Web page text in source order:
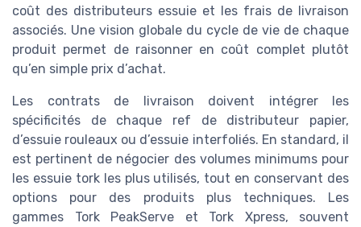
coût des distributeurs essuie et les frais de livraison
associés. Une vision globale du cycle de vie de chaque
produit permet de raisonner en coût complet plutôt
qu’en simple prix d’achat.
Les contrats de livraison doivent intégrer les
spécificités de chaque ref de distributeur papier,
d’essuie rouleaux ou d’essuie interfoliés. En standard, il
est pertinent de négocier des volumes minimums pour
les essuie tork les plus utilisés, tout en conservant des
options pour des produits plus techniques. Les
gammes Tork PeakServe et Tork Xpress, souvent